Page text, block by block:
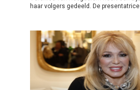
haar volgers gedeeld. De